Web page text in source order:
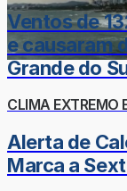
Ventos de
e causaram
Grande do
CLIMA EXTREMO
Alerta de
Marca a